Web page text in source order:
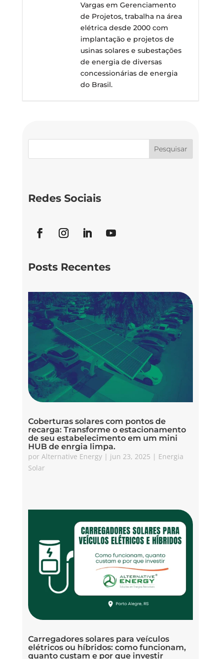
Vargas em Gerenciamento
de Projetos, trabalha na área
elétrica desde 2000 com
implantação e projetos de
usinas solares e subestações
de energia de diversas
concessionárias de energia
do Brasil.
Redes Sociais
Posts Recentes
Coberturas solares com pontos de
recarga: Transforme o estacionamento
de seu estabelecimento em um mini
HUB de enrgia limpa.
por Alternative Energy| jun 23, 2025 | Energia
Solar
Carregadores solares para veículos
elétricos ou híbridos: como funcionam,
quanto custam e por que investir